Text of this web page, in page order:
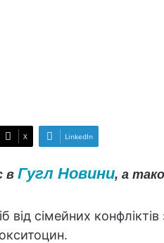
X LinkedIn
в Гугл Новини, а
від сімейних